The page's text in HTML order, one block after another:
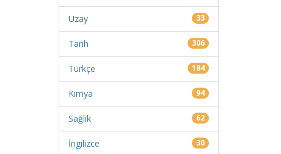
Uzay 33
Tarih 306
Türkçe 184
Kimya 94
Sağlık 62
İngilizce 30